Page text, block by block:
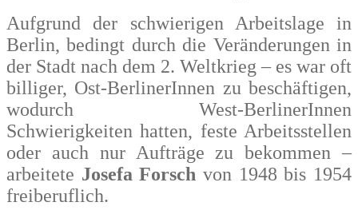
Aufgrund der schwierigen Arbeitslage in
Berlin, bedingt durch die Veränderungen in
der Stadt nach dem 2. Weltkrieg – es war oft
billiger, Ost-BerlinerInnen zu beschäftigen,
wodurch West-BerlinerInnen
Schwierigkeiten hatten, feste Arbeitsstellen
oder auch nur Aufträge zu bekommen –
arbeitete Josefa Forsch von 1948 bis 1954
freiberuflich.